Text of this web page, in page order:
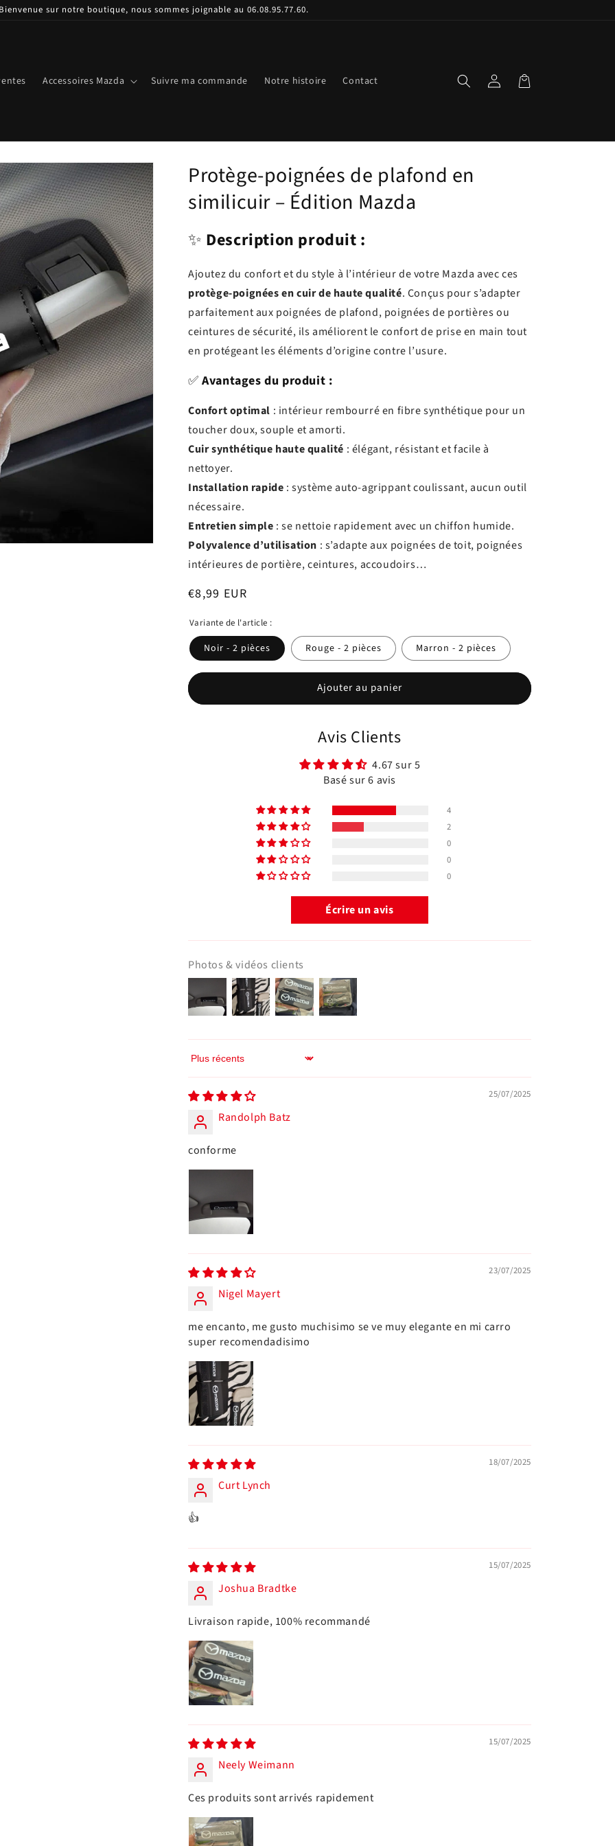
Bienvenue sur notre boutique, nous sommes joignable au 06.08.95.77.60.
Accessoires Mazda Suivre ma commande Notre histoire Contact Connexion Panier
Protège-poignées de plafond en
similicuir – Édition Mazda
✨ Description produit :
Ajoutez du confort et du style à l’intérieur de votre Mazda avec ces
protège-poignées en cuir de haute qualité. Conçus pour s’adapter
parfaitement aux poignées de plafond, poignées de portières ou
ceintures de sécurité, ils améliorent le confort de prise en main tout
en protégeant les éléments d’origine contre l’usure.
✅Avantages du produit :
Confort optimal : intérieur rembourré en fibre synthétique pour un
toucher doux, souple et amorti.
Cuir synthétique haute qualité : élégant, résistant et facile à
nettoyer.
Installation rapide : système auto-agrippant coulissant, aucun outil
nécessaire.
Entretien simple : se nettoie rapidement avec un chiffon humide.
Polyvalence d’utilisation : s’adapte aux poignées de toit, poignées
intérieures de portière, ceintures, accoudoirs…
Prix
€8,99 EUR
Variante de l'article :
Noir - 2 pièces Rouge - 2 pièces Marron - 2 pièces
Ajouter au panier
Avis Clients
4.67 sur 5
Basé sur 6 avis
4
2
0
0
0
Écrire un avis
Photos & vidéos clients
Sort by
25/07/2025
Randolph Batz
conforme
23/07/2025
Nigel Mayert
me encanto, me gusto muchisimo se ve muy elegante en mi carro
super recomendadisimo
18/07/2025
Curt Lynch
👍
15/07/2025
Joshua Bradtke
Livraison rapide, 100% recommandé
15/07/2025
Neely Weimann
Ces produits sont arrivés rapidement